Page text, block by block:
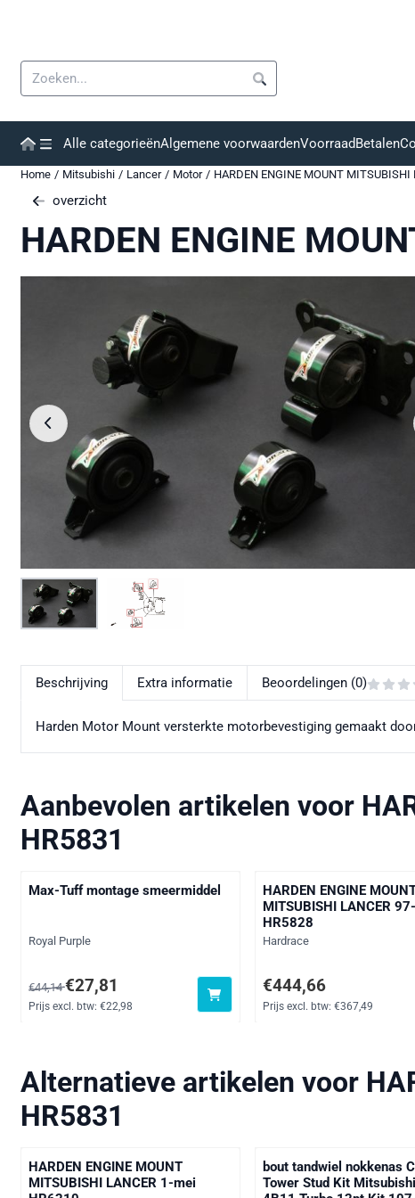
Zoeken
Alle categorieënAlgemene voorwaardenVoorraadBetalen
Home / Mitsubishi / Lancer / Motor / HARDEN ENGINE MOUNT MITSUBISHI
overzicht
HARDEN ENGINE
Beschrijving Extra informatie Beoordelingen (0)
Harden Motor Mount versterkte motorbevestiging gemaakt
Aanbevolen artikelen voor
HR5831
Max-Tuff montage smeermiddel
Merk:
Royal Purple
Van 44,14 voor 27,81, exclusief btw: 22,98
€44,14€27,81
Prijs excl. btw: €22,98
HARDEN ENGINE
MITSUBISHI LANCER
HR5828
Merk:
Hardrace
Prijs: 444,66, exclusief
€444,66
Prijs excl. btw: €367,49
Alternatieve artikelen voor
HR5831
HARDEN ENGINE MOUNT
MITSUBISHI LANCER 1-mei
bout tandwiel nokkenas
Tower Stud Kit